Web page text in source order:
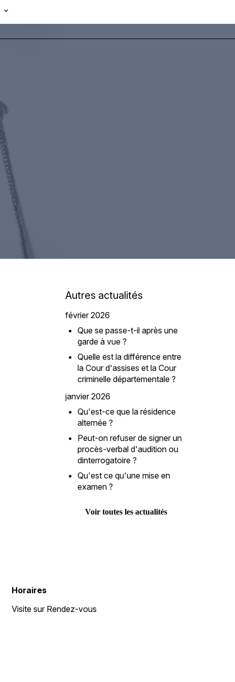
Autres actualités
février 2026
Que se passe-t-il après une
garde à vue ?
Quelle est la différence entre
la Cour d'assises et la Cour
criminelle départementale ?
janvier 2026
Qu'est-ce que la résidence
alternée ?
Peut-on refuser de signer un
procès-verbal d'audition ou
dinterrogatoire ?
Qu'est ce qu'une mise en
examen ?
Voir toutes les actualités
Horaires
Visite sur Rendez-vous